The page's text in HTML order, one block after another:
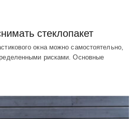
стеклопакет
окна можно самостоятельно,
рисками. Основные